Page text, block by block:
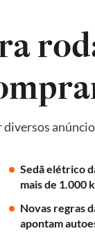
Sedã elétrico
mais de 1.000
Novas regras
apontam